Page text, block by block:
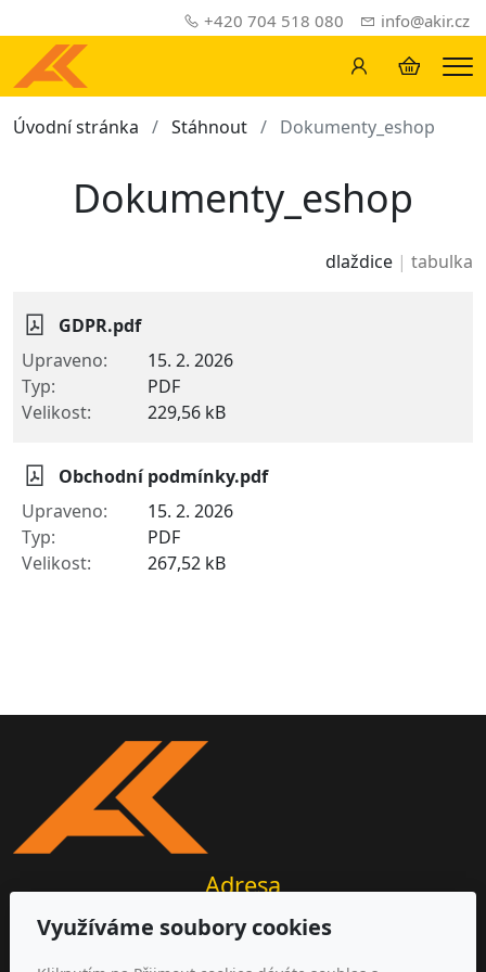
+420 704 518 080 info@akir.cz
Úvodní stránka Stáhnout Dokumenty_eshop
Dokumenty_eshop
dlaždice tabulka
GDPR.pdf
15. 2. 2026
PDF
229,56 kB
Obchodní podmínky.pdf
15. 2. 2026
PDF
267,52 kB
Adresa
AKIR s.r.o.
Využíváme soubory cookies